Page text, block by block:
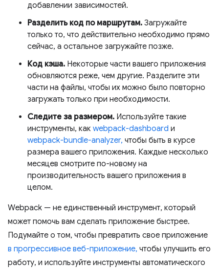
добавлении зависимостей.
Разделить код по маршрутам. Загружайте
только то, что действительно необходимо прямо
сейчас, а остальное загружайте позже.
Код кэша. Некоторые части вашего приложения
обновляются реже, чем другие. Разделите эти
части на файлы, чтобы их можно было повторно
загружать только при необходимости.
Следите за размером. Используйте такие
инструменты, как webpack-dashboard и
webpack-bundle-analyzer, чтобы быть в курсе
размера вашего приложения. Каждые несколько
месяцев смотрите по-новому на
производительность вашего приложения в
целом.
Webpack — не единственный инструмент, который
может помочь вам сделать приложение быстрее.
Подумайте о том, чтобы превратить свое приложение
в прогрессивное веб-приложение, чтобы улучшить его
работу, и используйте инструменты автоматического